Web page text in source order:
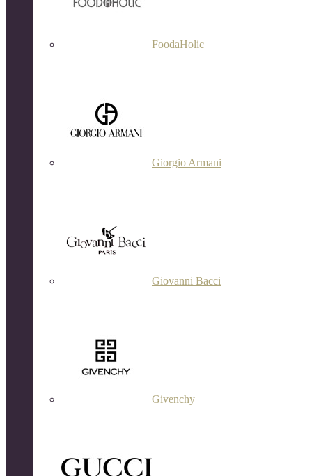
FoodaHolic
Giorgio Armani
Giovanni Bacci
Givenchy